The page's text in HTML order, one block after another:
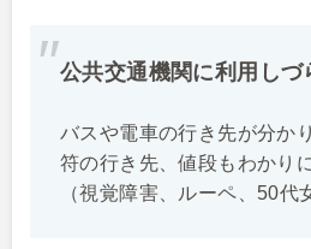
公共交通機関に利用しづ
バスや電車の行き先が分か
符の行き先、値段もわかり
（視覚障害、ルーペ、50代